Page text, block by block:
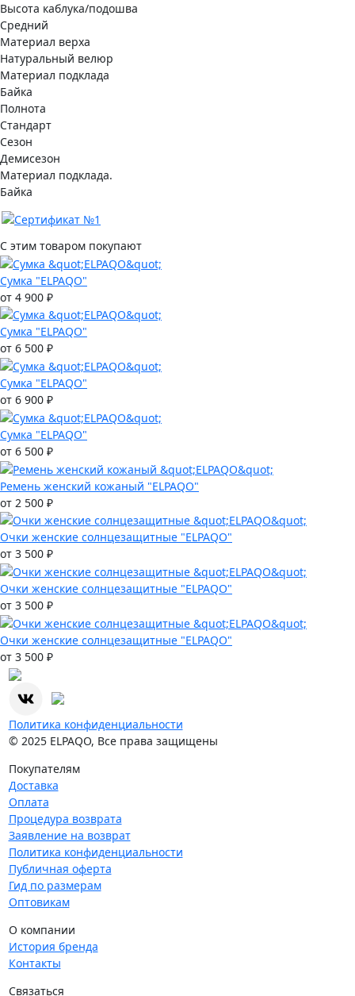
Высота каблука/подошва
Средний
Материал верха
Натуральный велюр
Материал подклада
Байка
Полнота
Стандарт
Сезон
Демисезон
Материал подклада.
Байка
С этим товаром покупают
Сумка "ELPAQO"
от 4 900 ₽
Сумка "ELPAQO"
от 6 500 ₽
Сумка "ELPAQO"
от 6 900 ₽
Сумка "ELPAQO"
от 6 500 ₽
Ремень женский кожаный "ELPAQO"
от 2 500 ₽
Очки женские солнцезащитные "ELPAQO"
от 3 500 ₽
Очки женские солнцезащитные "ELPAQO"
от 3 500 ₽
Очки женские солнцезащитные "ELPAQO"
от 3 500 ₽
Политика конфиденциальности
© 2025 ELPAQO, Все права защищены
Покупателям
Доставка
Оплата
Процедура возврата
Заявление на возврат
Политика конфиденциальности
Публичная оферта
Гид по размерам
Оптовикам
О компании
История бренда
Контакты
Связаться